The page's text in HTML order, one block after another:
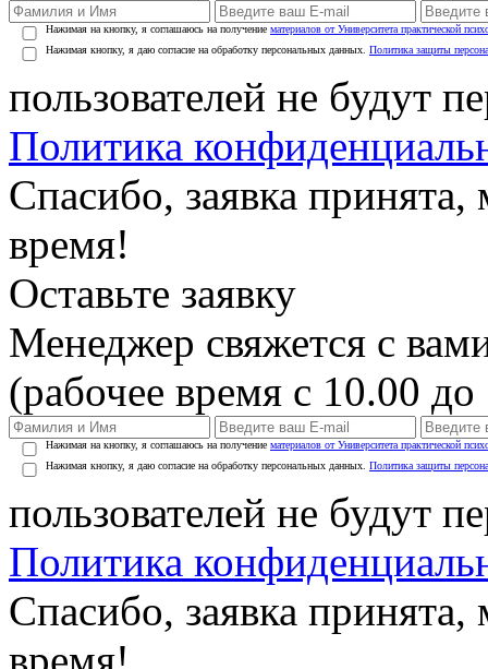
Нажимая на кнопку, я соглашаюсь на получение материалов от Университета практической
Нажимая кнопку, я даю согласие на обработку персональных данных. Политика защиты
пользователей не будут
Политика
Спасибо, заявка
время!
Оставьте заявку
Менеджер свяжется с
(рабочее время с 10.00
Нажимая на кнопку, я соглашаюсь на получение материалов от Университета практической
Нажимая кнопку, я даю согласие на обработку персональных данных. Политика защиты
пользователей не будут
Политика
Спасибо, заявка
время!